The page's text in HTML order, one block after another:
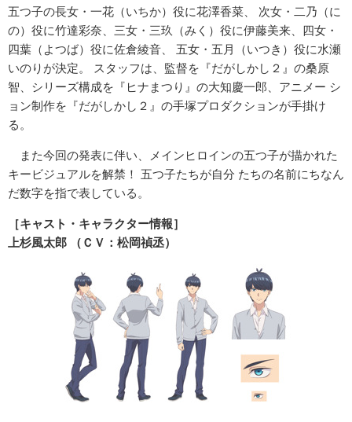
五つ子の長女・一花（いちか）役に花澤香菜、 次女・二乃（に
の）役に竹達彩奈、三女・三玖（みく）役に伊藤美来、四女・
四葉（よつば）役に佐倉綾音、 五女・五月（いつき）役に水瀬
いのりが決定。 スタッフは、監督を『だがしかし２』の桑原
智、シリーズ構成を『ヒナまつり』の大知慶一郎、アニメー シ
ョン制作を『だがしかし２』の手塚プロダクションが手掛け
る。
また今回の発表に伴い、メインヒロインの五つ子が描かれた
キービジュアルを解禁！ 五つ子たちが自分 たちの名前にちなん
だ数字を指で表している。
［キャスト・キャラクター情報］
上杉風太郎 （ＣＶ：松岡禎丞）